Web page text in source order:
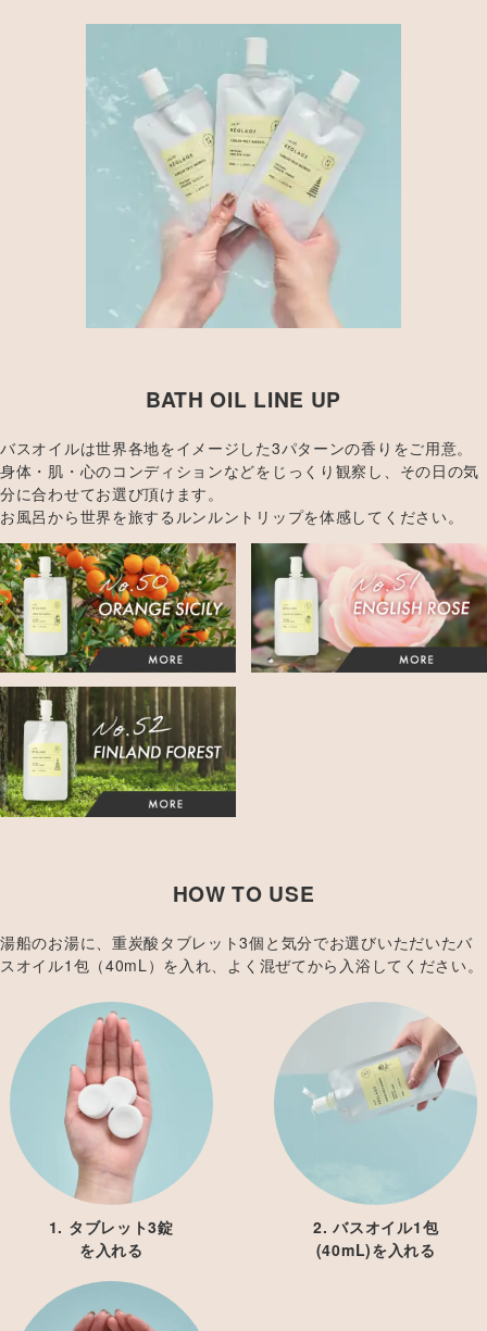
BATH OIL LINE UP
バスオイルは世界各地をイメージした3パターンの香りをご用意。
身体・肌・心のコンディションなどをじっくり観察し、その日の気
分に合わせてお選び頂けます。
お風呂から世界を旅するルンルントリップを体感してください。
HOW TO USE
湯船のお湯に、重炭酸タブレット3個と気分でお選びいただいたバ
スオイル1包（40mL）を入れ、よく混ぜてから入浴してください。
1. タブレット3錠
を入れる
2. バスオイル1包
(40mL)を入れる